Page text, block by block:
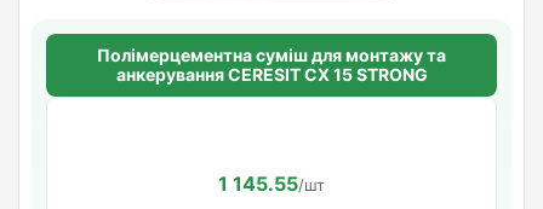
Полімерцементна суміш для монтажу та
анкерування CERESIT CX 15 STRONG
1 145.55/шт